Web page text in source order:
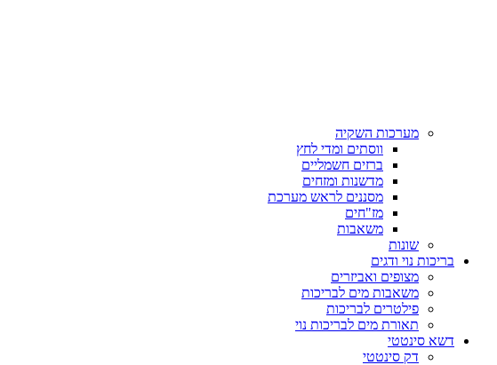
מערכות השקיה
ווסתים ומדי לחץ
ברזים חשמליים
מדשנות ומזחים
מסננים לראש מערכת
מז"חים
משאבות
שונות
בריכות נוי ודגים
מצופים ואביזרים
משאבות מים לבריכות
פילטרים לבריכות
תאורת מים לבריכות נוי
דשא סינטטי
דק סינטטי